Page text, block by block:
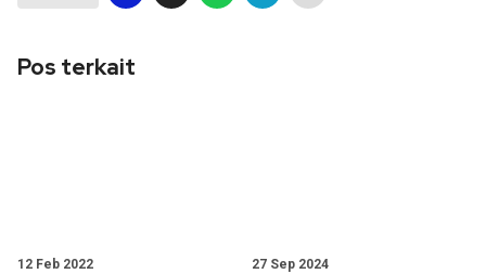
Pos terkait
12 Feb 2022 27 Sep 2024